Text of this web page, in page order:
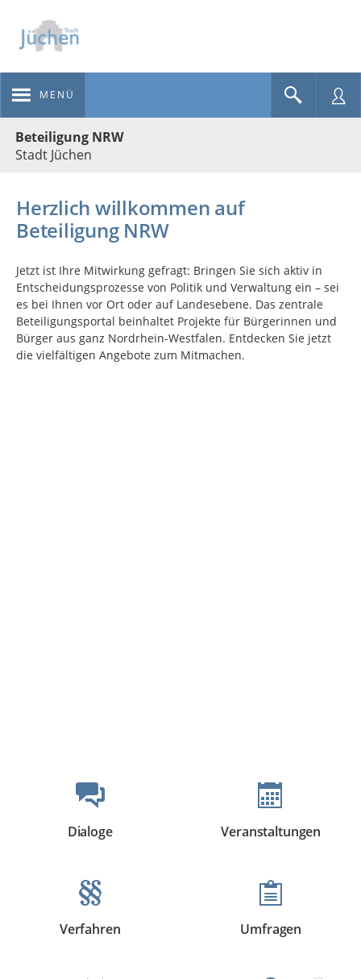
MENÜ
Beteiligung NRW
Stadt Jüchen
Herzlich willkommen auf
Beteiligung NRW
Jetzt ist Ihre Mitwirkung gefragt: Bringen Sie sich aktiv in
Entscheidungsprozesse von Politik und Verwaltung ein – sei
es bei Ihnen vor Ort oder auf Landesebene. Das zentrale
Beteiligungsportal beinhaltet Projekte für Bürgerinnen und
Bürger aus ganz Nordrhein-Westfalen. Entdecken Sie jetzt
die vielfältigen Angebote zum Mitmachen.
Beteiligungsformate
Dialoge Veranstaltungen
Verfahren Umfragen